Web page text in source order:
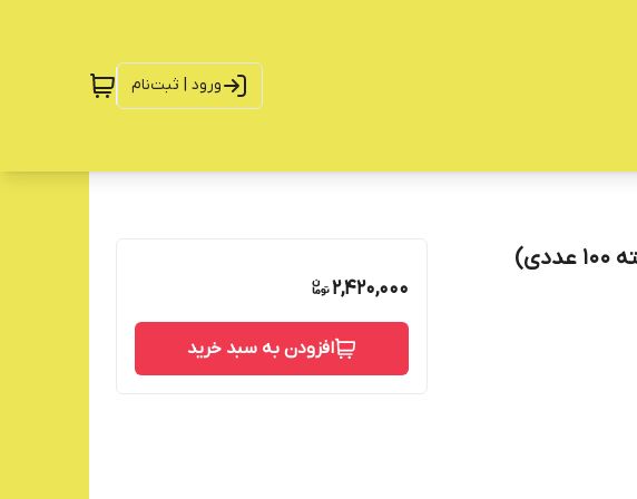
ورود | ثبت‌نام
2,420,000
افزودن به سبد خرید